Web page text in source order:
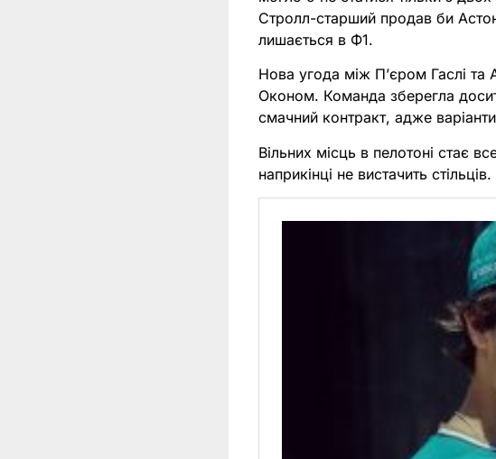
Стролл-старший продав би
лишається в Ф1.
Нова угода між Пʼєром Гаслі
Оконом. Команда зберегла
смачний контракт, адже
Вільних місць в пелотоні стає
наприкінці не вистачить стільців.